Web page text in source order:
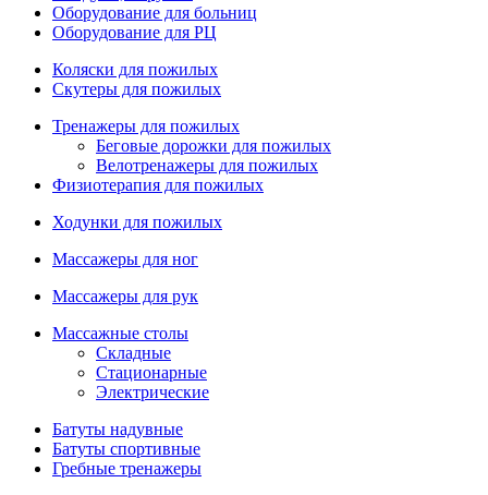
Оборудование для больниц
Оборудование для РЦ
Коляски для пожилых
Скутеры для пожилых
Тренажеры для пожилых
Беговые дорожки для пожилых
Велотренажеры для пожилых
Физиотерапия для пожилых
Ходунки для пожилых
Массажеры для ног
Массажеры для рук
Массажные столы
Складные
Стационарные
Электрические
Батуты надувные
Батуты спортивные
Гребные тренажеры